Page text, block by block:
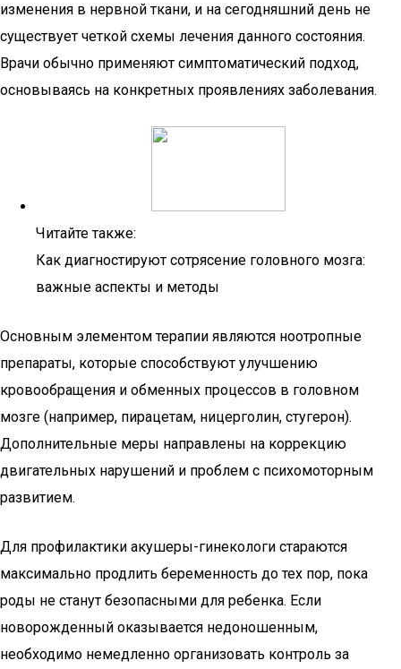
изменения в нервной ткани, и на сегодняшний день не
существует четкой схемы лечения данного состояния.
Врачи обычно применяют симптоматический подход,
основываясь на конкретных проявлениях заболевания.
Читайте также:
Как диагностируют сотрясение головного мозга:
важные аспекты и методы
Основным элементом терапии являются ноотропные
препараты, которые способствуют улучшению
кровообращения и обменных процессов в головном
мозге (например, пирацетам, ницерголин, стугерон).
Дополнительные меры направлены на коррекцию
двигательных нарушений и проблем с психомоторным
развитием.
Для профилактики акушеры-гинекологи стараются
максимально продлить беременность до тех пор, пока
роды не станут безопасными для ребенка. Если
новорожденный оказывается недоношенным,
необходимо немедленно организовать контроль за